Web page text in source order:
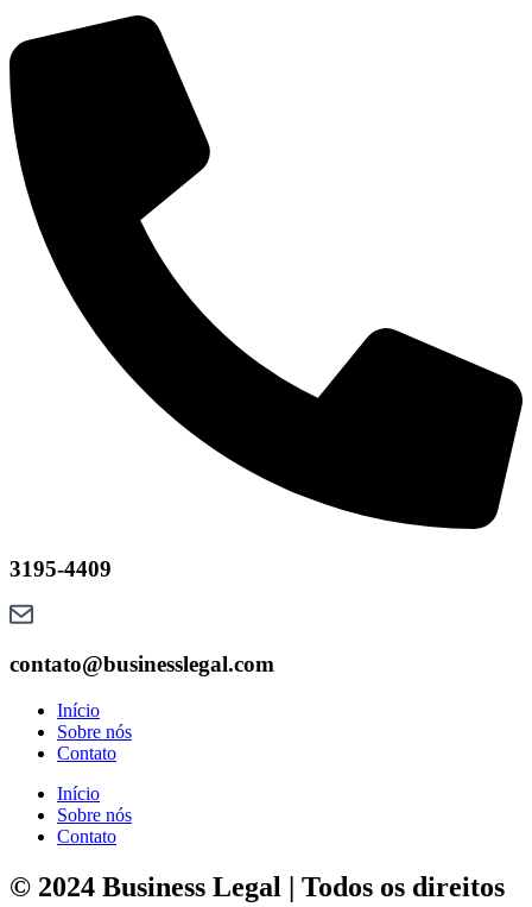
3195-4409
contato@businesslegal.com
Início
Sobre nós
Contato
Início
Sobre nós
Contato
© 2024 Business Legal | Todos os direitos